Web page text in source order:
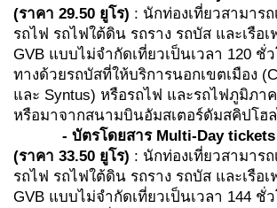
(ราคา 29.50 ยูโร) : นักท่องเที่ยวสามาร
รถไฟ รถไฟใต้ดิน รถราง รถบัส และเรือ
GVB แบบไม่จำกัดเที่ยวเป็นเวลา 120 ชั่
ทางด้วยรถบัสที่ให้บริการนอกเขตเมือง
และ Syntus) หรือรถไฟ และรถไฟภูมิภา
หรือมาจากสนามบินอัมสเตอร์ดัมสคิปโฮ
- บัตรโดยสาร Multi-Day
(ราคา 33.50 ยูโร) : นักท่องเที่ยวสามาร
รถไฟ รถไฟใต้ดิน รถราง รถบัส และเรือ
GVB แบบไม่จำกัดเที่ยวเป็นเวลา 144 ชั่